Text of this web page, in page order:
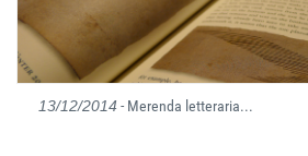
13/12/2014- Merenda letteraria...